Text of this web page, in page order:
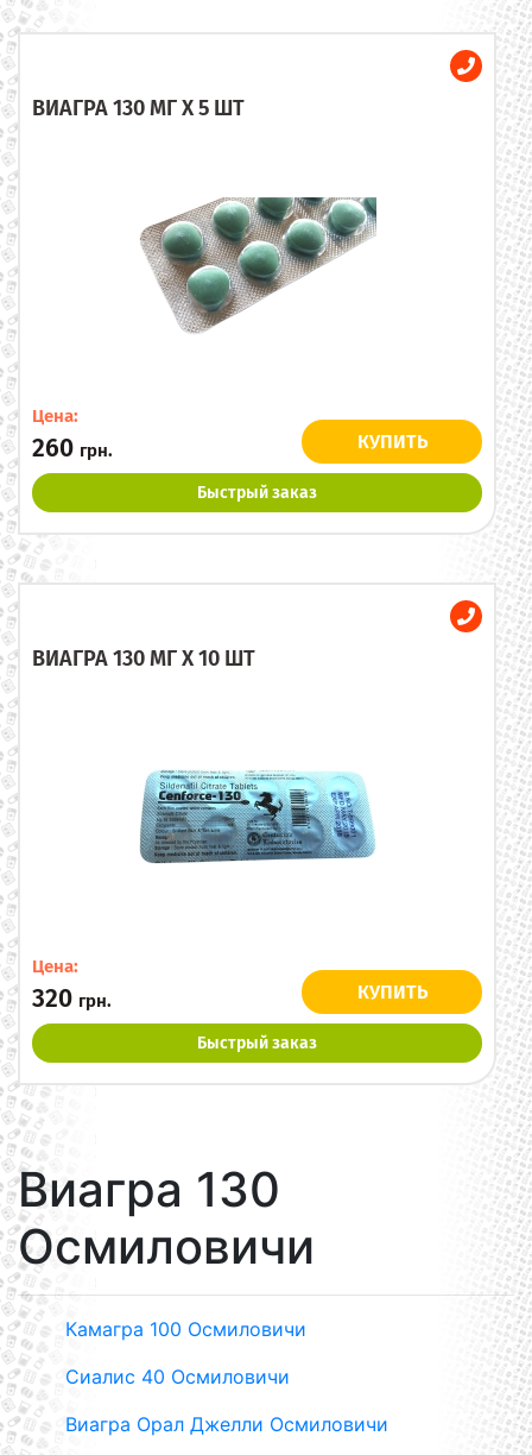
ВИАГРА 130 МГ X 5 ШТ
Цена:
260 грн. КУПИТЬ
Быстрый заказ
ВИАГРА 130 МГ X 10 ШТ
Цена:
320 грн. КУПИТЬ
Быстрый заказ
Виагра 130
Осмиловичи
Камагра 100 Осмиловичи
Сиалис 40 Осмиловичи
Виагра Орал Джелли Осмиловичи